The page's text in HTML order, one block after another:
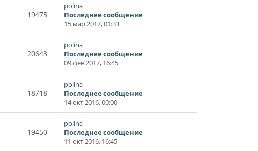
19475
polina
Последнее сообщение
15 мар 2017, 01:33
20643
polina
Последнее сообщение
09 фев 2017, 16:45
18718
polina
Последнее сообщение
14 окт 2016, 00:00
19450
polina
Последнее сообщение
11 окт 2016, 16:45